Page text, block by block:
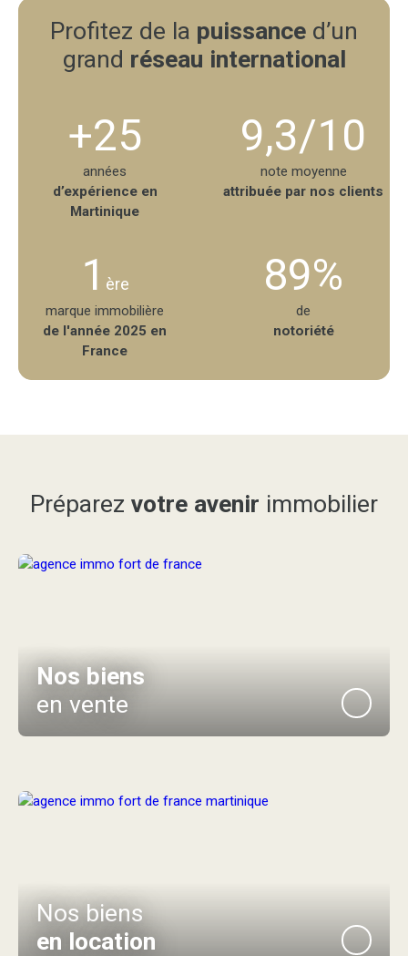
Profitez de la puissance d’un
grand réseau international
+25
années
d’expérience en
Martinique
9,3/10
note moyenne
attribuée par nos clients
1 ère
marque immobilière
de l'année 2025 en
France
89%
de
notoriété
Préparez votre avenir immobilier
Nos biens
en vente
Nos biens
en location